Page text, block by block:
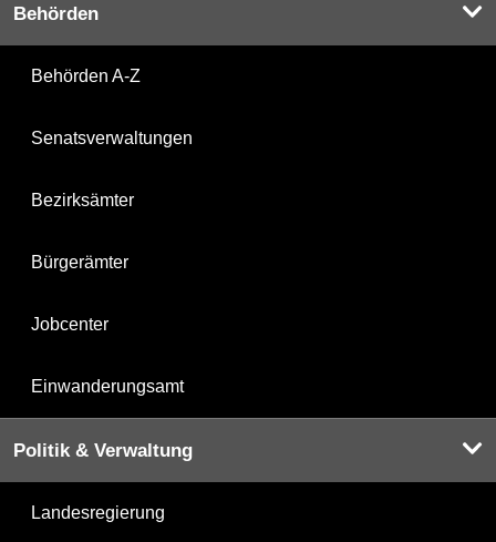
Behörden
Behörden A-Z
Senatsverwaltungen
Bezirksämter
Bürgerämter
Jobcenter
Einwanderungsamt
Politik & Verwaltung
Landesregierung